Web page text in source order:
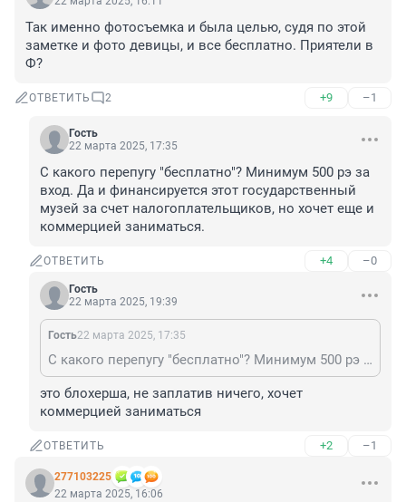
Так именно фотосъемка и была целью, судя по этой
заметке и фото девицы, и все бесплатно. Приятели в
Ф?
ОТВЕТИТЬ 2 +9 –1
Гость
22 марта 2025, 17:35
С какого перепугу "бесплатно"? Минимум 500 рэ за
вход. Да и финансируется этот государственный
музей за счет налогоплательщиков, но хочет еще и
коммерцией заниматься.
ОТВЕТИТЬ +4 –0
Гость
22 марта 2025, 19:39
Гость22 марта 2025, 17:35
С какого перепугу "бесплатно"? Минимум 500 рэ за вход. Да и финансируется этот государственный музей за счет налогоплательщиков, но хочет еще и коммерцией заниматься.
это блохерша, не заплатив ничего, хочет
коммерцией заниматься
ОТВЕТИТЬ +2 –1
277103225
22 марта 2025, 16:06